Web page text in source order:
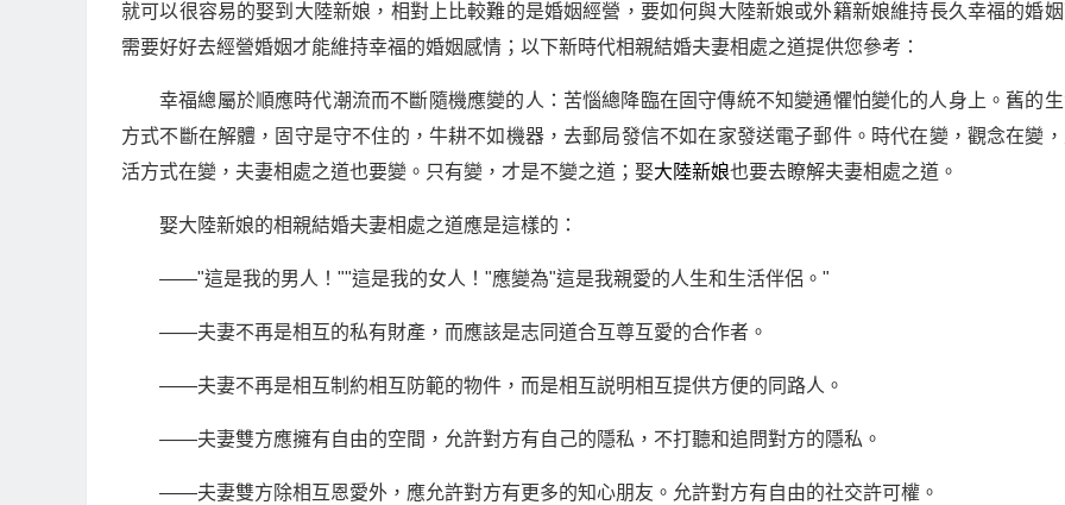
就可以很容易的娶到大陸新娘，相對上比較難的是婚姻經營，要如何與大陸新娘或外籍新娘維持長久幸福的婚
需要好好去經營婚姻才能維持幸福的婚姻感情；以下新時代相親結婚夫妻相處之道提供您參考：
幸福總屬於順應時代潮流而不斷隨機應變的人：苦惱總降臨在固守傳統不知變通懼怕變化的人身上。舊的
方式不斷在解體，固守是守不住的，牛耕不如機器，去郵局發信不如在家發送電子郵件。時代在變，觀念在變
活方式在變，夫妻相處之道也要變。只有變，才是不變之道；娶大陸新娘也要去瞭解夫妻相處之道。
娶大陸新娘的相親結婚夫妻相處之道應是這樣的：
——"這是我的男人！""這是我的女人！"應變為"這是我親愛的人生和生活伴侶。"
——夫妻不再是相互的私有財產，而應該是志同道合互尊互愛的合作者。
——夫妻不再是相互制約相互防範的物件，而是相互説明相互提供方便的同路人。
——夫妻雙方應擁有自由的空間，允許對方有自己的隱私，不打聽和追問對方的隱私。
——夫妻雙方除相互恩愛外，應允許對方有更多的知心朋友。允許對方有自由的社交許可權。